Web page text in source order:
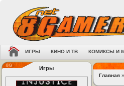
ИГРЫ КИНО И ТВ КОМИКСЫ И
Игры
Главная »